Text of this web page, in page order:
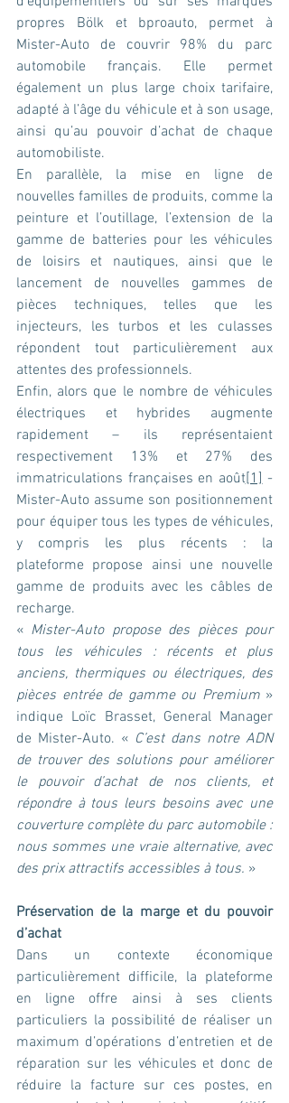
propres Bölk et bproauto, permet à
Mister-Auto de couvrir 98% du parc
automobile français. Elle permet
également un plus large choix tarifaire,
adapté à l’âge du véhicule et à son usage,
ainsi qu’au pouvoir d’achat de chaque
automobiliste.
En parallèle, la mise en ligne de
nouvelles familles de produits, comme la
peinture et l’outillage, l’extension de la
gamme de batteries pour les véhicules
de loisirs et nautiques, ainsi que le
lancement de nouvelles gammes de
pièces techniques, telles que les
injecteurs, les turbos et les culasses
répondent tout particulièrement aux
attentes des professionnels.
Enfin, alors que le nombre de véhicules
électriques et hybrides augmente
rapidement – ils représentaient
respectivement 13% et 27% des
immatriculations françaises en août[1] -
Mister-Auto assume son positionnement
pour équiper tous les types de véhicules,
y compris les plus récents : la
plateforme propose ainsi une nouvelle
gamme de produits avec les câbles de
recharge.
« Mister-Auto propose des pièces pour
tous les véhicules : récents et plus
anciens, thermiques ou électriques, des
pièces entrée de gamme ou Premium »
indique Loïc Brasset, General Manager
de Mister-Auto. « C’est dans notre ADN
de trouver des solutions pour améliorer
le pouvoir d’achat de nos clients, et
répondre à tous leurs besoins avec une
couverture complète du parc automobile :
nous sommes une vraie alternative, avec
des prix attractifs accessibles à tous. »
Préservation de la marge et du pouvoir
d’achat
Dans un contexte économique
particulièrement difficile, la plateforme
en ligne offre ainsi à ses clients
particuliers la possibilité de réaliser un
maximum d’opérations d’entretien et de
réparation sur les véhicules et donc de
réduire la facture sur ces postes, en